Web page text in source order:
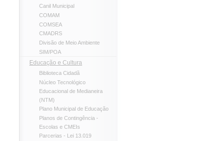
Canil Municipal
COMAM
COMSEA
CMADRS
Divisão de Meio Ambiente
SIM/POA
Educação e Cultura
Biblioteca Cidadã
Núcleo Tecnológico
Educacional de Medianeira
(NTM)
Plano Municipal de Educação
Planos de Contingência -
Escolas e CMEIs
Parcerias - Lei 13.019